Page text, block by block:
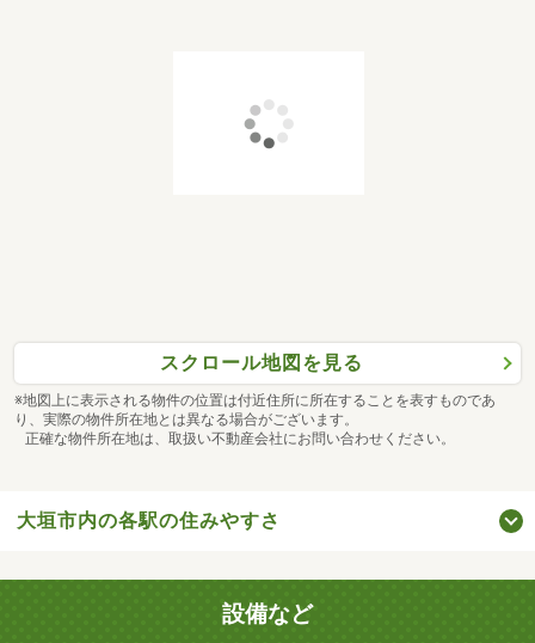
スクロール地図を見る
※地図上に表示される物件の位置は付近住所に所在することを表すものであ
り、実際の物件所在地とは異なる場合がございます。
正確な物件所在地は、取扱い不動産会社にお問い合わせください。
大垣市内の各駅の住みやすさ
設備など